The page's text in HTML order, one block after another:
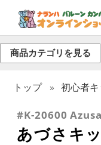
商品カテゴリを見る
トップ 初心者キ
#K-20600
あづさキ